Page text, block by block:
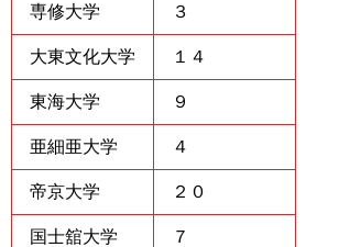
専修大学 ３
大東文化大学 １４
東海大学 ９
亜細亜大学 ４
帝京大学 ２０
国士舘大学 ７